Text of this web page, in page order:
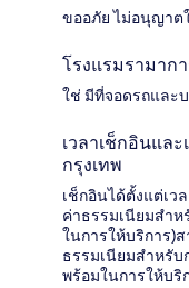
ขออภัย ไม่อนุญาต
โรงแรมรามาก
ใช่ มีที่จอดรถและ
เวลาเช็กอินแล
กรุงเทพ
เช็กอินได้ตั้งแต่เว
ค่าธรรมเนียมสำ
ในการให้บริการ)ส
ธรรมเนียมสำหรั
พร้อมในการให้บริ